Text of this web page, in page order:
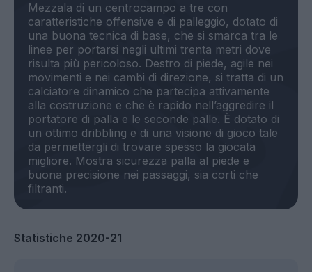
Mezzala di un centrocampo a tre con
caratteristiche offensive e di palleggio, dotato di
una buona tecnica di base, che si smarca tra le
linee per portarsi negli ultimi trenta metri dove
risulta più pericoloso. Destro di piede, agile nei
movimenti e nei cambi di direzione, si tratta di un
calciatore dinamico che partecipa attivamente
alla costruzione e che è rapido nell’aggredire il
portatore di palla e le seconde palle. È dotato di
un ottimo dribbling e di una visione di gioco tale
da permettergli di trovare spesso la giocata
migliore. Mostra sicurezza palla al piede e
buona precisione nei passaggi, sia corti che
Statistiche 2020-21